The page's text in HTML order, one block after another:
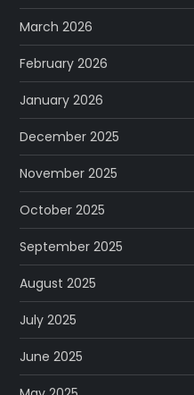
March 2026
February 2026
January 2026
December 2025
November 2025
October 2025
September 2025
August 2025
July 2025
June 2025